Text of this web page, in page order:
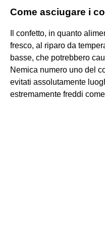
Come asciugare i
Il confetto, in quanto
fresco, al riparo da
basse, che potrebbero
Nemica numero uno del
evitati assolutamente
estremamente freddi